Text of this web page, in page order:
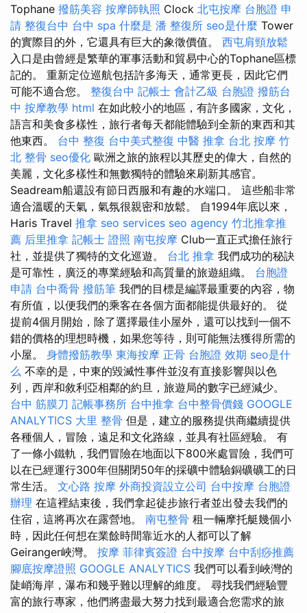
Tophane 撥筋美容 按摩師執照 Clock 北屯按摩 台胞證 申
請 整復台中 台中 spa 什麼是 潘 整復所 seo是什麼 Tower
的實際目的外，它還具有巨大的象徵價值。 西屯肩頸放鬆
入口是由曾經是繁華的軍事活動和貿易中心的Tophane區標
記的。 重新定位巡航包括許多海天，通常更長，因此它們
可能不適合您。 整復台中 記帳士 會計乙級 台胞證 撥筋台
中 按摩教學 html 在如此較小的地區，有許多國家，文化，
語言和美食多樣性，旅行者每天都能體驗到全新的東西和其
他東西。 台中 整復 台中美式整復 中醫 推拿 台北 按摩 竹
北 整骨 seo優化 歐洲之旅的旅程以其歷史的偉大，自然的
美麗，文化多樣性和無數獨特的體驗來刷新其感官。
Seadream船還設有節日西服和有趣的水端口。 這些船非常
適合溫暖的天氣，氣氛很親密和放鬆。 自1994年底以來，
Haris Travel 推拿 seo services seo agency 竹北推拿推
薦 后里推拿 記帳士 證照 南屯按摩 Club一直正式擔任旅行
社，並提供了獨特的文化巡遊。 台北 推拿 我們成功的秘訣
是可靠性，廣泛的專業經驗和高質量的旅遊組織。 台胞證
申請 台中喬骨 撥筋筆 我們的目標是編譯最重要的內容，物
有所值，以便我們的乘客在各個方面都能提供最好的。 從
提前4個月開始，除了選擇最佳小屋外，還可以找到一個不
錯的價格的理想時機，如果您等待，則可能無法獲得所需的
小屋。 身體撥筋教學 東海按摩 正骨 台胞證 效期 seo是什
么 不幸的是，中東的毀滅性事件並沒有直接影響與以色
列，西岸和敘利亞相鄰的約旦，旅遊局的數字已經減少。
台中 筋膜刀 記帳事務所 台中推拿 台中整骨價錢 GOOGLE
ANALYTICS 大里 整骨 但是，建立的服務提供商繼續提供
各種個人，冒險，遠足和文化路線，並具有社區經驗。 有
了一條小鐵軌，我們冒險在地面以下800米處冒險，我們可
以在已經運行300年但關閉50年的採礦中體驗銅礦礦工的日
常生活。 文心路 按摩 外商投資設立公司 台中按摩 台胞證
辦理 在這裡結束後，我們拿起徒步旅行者並出發去我們的
住宿，這將再次在露營地。 南屯整骨 租一輛摩托艇幾個小
時，因此任何想在業餘時間靠近水的人都可以了解
Geiranger峽灣。 按摩 菲律賓簽證 台中按摩 台中刮痧推薦
腳底按摩證照 GOOGLE ANALYTICS 我們可以看到峽灣的
陡峭海岸，瀑布和幾乎難以理解的維度。 尋找我們經驗豐
富的旅行專家，他們將盡最大努力找到最適合您需求的旅